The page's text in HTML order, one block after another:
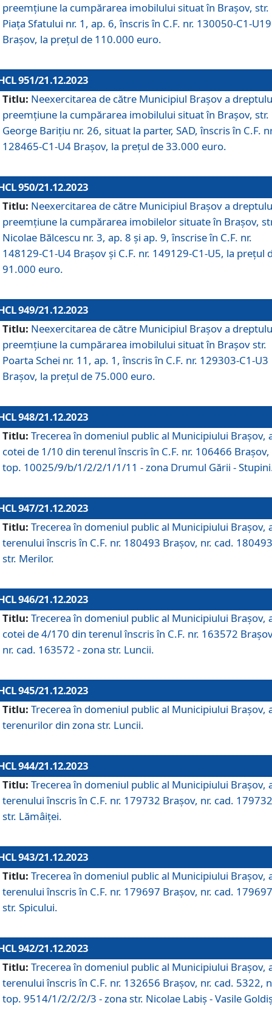
preemțiune la cumpărarea imobilului situat în Brașov, str.
Piața Sfatului nr. 1, ap. 6, înscris în C.F. nr. 130050-C1-U19
Brașov, la prețul de 110.000 euro.
951/21.12.2023
Titlu: Neexercitarea de către Municipiul Brașov a
preemțiune la cumpărarea imobilului situat în Brașov, str.
George Barițiu nr. 26, situat la parter, SAD, înscris în C.F.
128465-C1-U4 Brașov, la prețul de 33.000 euro.
950/21.12.2023
Titlu: Neexercitarea de către Municipiul Brașov a
preemțiune la cumpărarea imobilelor situate în Brașov,
Nicolae Bălcescu nr. 3, ap. 8 și ap. 9, înscrise în C.F. nr.
148129-C1-U4 Brașov și C.F. nr. 149129-C1-U5, la prețul
91.000 euro.
949/21.12.2023
Titlu: Neexercitarea de către Municipiul Brașov a
preemțiune la cumpărarea imobilului situat în Brașov str.
Poarta Schei nr. 11, ap. 1, înscris în C.F. nr. 129303-C1-U3
Brașov, la prețul de 75.000 euro.
948/21.12.2023
Titlu: Trecerea în domeniul public al Municipiului Braşov,
cotei de 1/10 din terenul înscris în C.F. nr. 106466 Brașov,
top. 10025/9/b/1/2/2/1/1/11 - zona Drumul Gării -
947/21.12.2023
Titlu: Trecerea în domeniul public al Municipiului Braşov,
terenului înscris în C.F. nr. 180493 Brașov, nr. cad.
str. Merilor.
946/21.12.2023
Titlu: Trecerea în domeniul public al Municipiului Braşov,
cotei de 4/170 din terenul înscris în C.F. nr. 163572
nr. cad. 163572 - zona str. Luncii.
945/21.12.2023
Titlu: Trecerea în domeniul public al Municipiului Braşov,
terenurilor din zona str. Luncii.
944/21.12.2023
Titlu: Trecerea în domeniul public al Municipiului Braşov,
terenului înscris în C.F. nr. 179732 Brașov, nr. cad.
str. Lămâiței.
943/21.12.2023
Titlu: Trecerea în domeniul public al Municipiului Braşov,
terenului înscris în C.F. nr. 179697 Brașov, nr. cad.
str. Spicului.
942/21.12.2023
Titlu: Trecerea în domeniul public al Municipiului Braşov,
terenului înscris în C.F. nr. 132656 Brașov, nr. cad. 5322,
top. 9514/1/2/2/2/3 - zona str. Nicolae Labiș - Vasile